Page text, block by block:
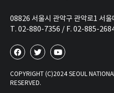
08826 서울시 관악구 관악로1 서울
T. 02-880-7356 / F. 02-885-
COPYRIGHT (C)2024 SEOUL
RESERVED.